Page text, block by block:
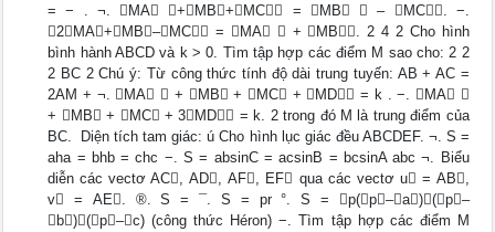
= − . ¬. MA +MB+MC = MB  – MC. −.
2MA+MB–MC = MA  + MB. 2 4 2 Cho hình
bình hành ABCD và k > 0. Tìm tập hợp các điểm M sao cho: 2 2
2 BC 2 Chú ý: Từ công thức tính độ dài trung tuyến: AB + AC =
2AM + ¬. MA  + MB + MC + MD = k . −. MA 
+ MB + MC + 3MD = k. 2 trong đó M là trung điểm của
BC.  Diện tích tam giác: ú Cho hình lục giác đều ABCDEF. ¬. S =
aha = bhb = chc −. S = absinC = acsinB = bcsinA abc ¬. Biểu
diễn các vectơ AC, AD, AF, EF qua các vectơ u = AB,
v = AE. ®. S = ¯. S = pr °. S = p(p–a)(p–
b)(p–c) (công thức Héron) −. Tìm tập hợp các điểm M